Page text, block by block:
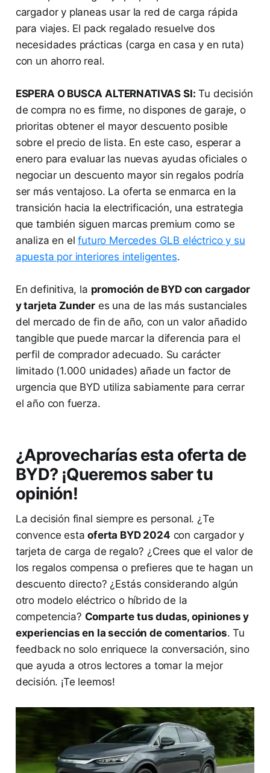
cargador y planeas usar la red de carga rápida
para viajes. El pack regalado resuelve dos
necesidades prácticas (carga en casa y en ruta)
con un ahorro real.
ESPERA O BUSCA ALTERNATIVAS SI: Tu decisión
de compra no es firme, no dispones de garaje, o
prioritas obtener el mayor descuento posible
sobre el precio de lista. En este caso, esperar a
enero para evaluar las nuevas ayudas oficiales o
negociar un descuento mayor sin regalos podría
ser más ventajoso. La oferta se enmarca en la
transición hacia la electrificación, una estrategia
que también siguen marcas premium como se
analiza en elfuturo Mercedes GLB eléctrico y su
apuesta por interiores inteligentes.
En definitiva, la promoción de BYD con cargador
y tarjeta Zunderes una de las más sustanciales
del mercado de fin de año, con un valor añadido
tangible que puede marcar la diferencia para el
perfil de comprador adecuado. Su carácter
limitado (1.000 unidades) añade un factor de
urgencia que BYD utiliza sabiamente para cerrar
el año con fuerza.
¿Aprovecharías esta oferta de
BYD? ¡Queremos saber tu
opinión!
La decisión final siempre es personal. ¿Te
convence estaoferta BYD 2024 con cargador y
tarjeta de carga de regalo? ¿Crees que el valor de
los regalos compensa o prefieres que te hagan un
descuento directo? ¿Estás considerando algún
otro modelo eléctrico o híbrido de la
competencia? Comparte tus dudas, opiniones y
experiencias en la sección de comentarios. Tu
feedback no solo enriquece la conversación, sino
que ayuda a otros lectores a tomar la mejor
decisión. ¡Te leemos!